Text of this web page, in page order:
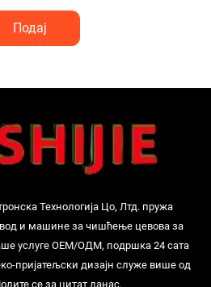
Подај
Технологија Цо, Лтд. пружа
и машине за чишћење цевова за
услуге ОЕМ/ОДМ, подршка 24 сата
пријатељски дизајн служе више од
се за цитат данас.